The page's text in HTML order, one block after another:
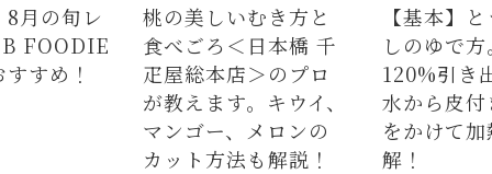
しいむき方と
ろ＜日本橋 千
本店＞のプロ
ます。キウイ、
【基本】とうもろこ
しのゆで方。甘さを
120%引き出すには、
水から皮付き＆時間
をかけて加熱が正
解！
【簡
の人
ラダ
麺、
つか